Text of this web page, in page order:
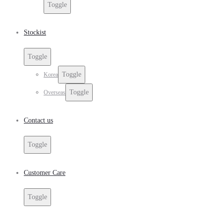
Toggle
Stockist
Toggle
Korea Toggle
Overseas Toggle
Contact us
Toggle
Customer Care
Toggle